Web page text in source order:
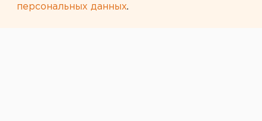
персональных данных.